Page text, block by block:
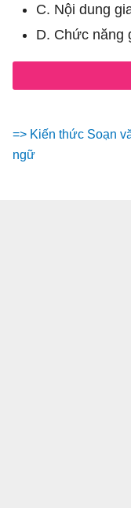
C. Nội dung
D. Chức năng
=> Kiến thức Soạn
ngữ